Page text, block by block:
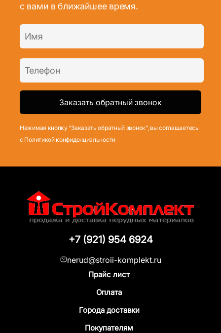
с вами в ближайшее время.
Нажимая кнопку “Заказать обратный звонок”, вы соглашаетесь
с Политикой конфиденциальности
+7 (921) 954 6924
nerud@stroii-komplekt.ru
Прайс лист
Оплата
Города доставки
Покупателям